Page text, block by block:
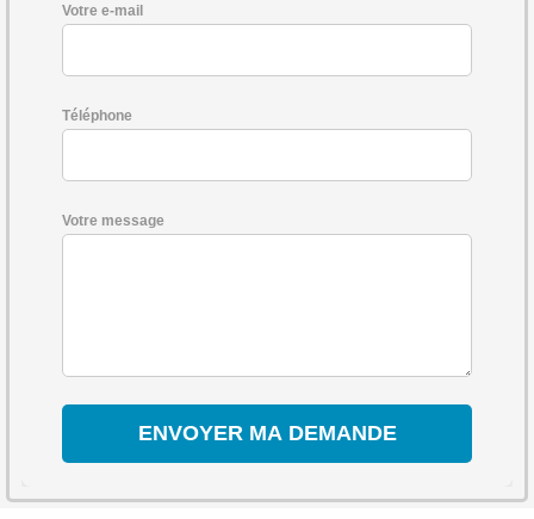
Votre e-mail
Téléphone
Votre message